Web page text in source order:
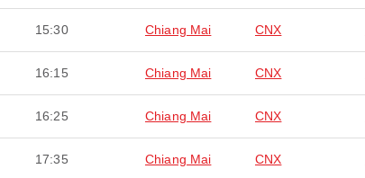
15:30 Chiang Mai CNX
16:15 Chiang Mai CNX
16:25 Chiang Mai CNX
17:35 Chiang Mai CNX